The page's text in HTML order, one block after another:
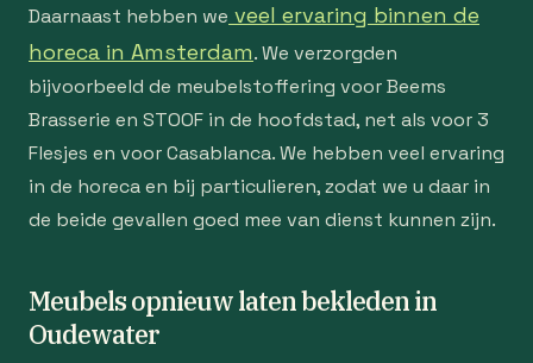
Daarnaast hebben we veel ervaring binnen de
horeca in Amsterdam. We verzorgden
bijvoorbeeld de meubelstoffering voor Beems
Brasserie en STOOF in de hoofdstad, net als voor 3
Flesjes en voor Casablanca. We hebben veel ervaring
in de horeca en bij particulieren, zodat we u daar in
de beide gevallen goed mee van dienst kunnen zijn.
Meubels opnieuw laten bekleden in
Oudewater